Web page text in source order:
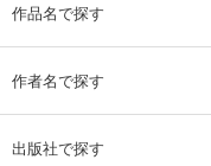
作品名で探す
作者名で探す
出版社で探す